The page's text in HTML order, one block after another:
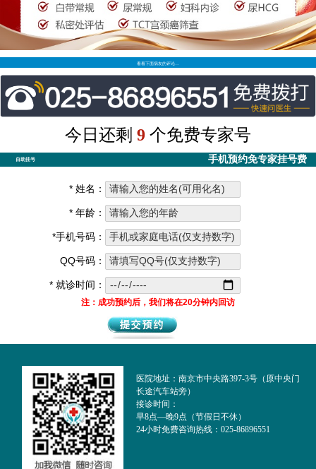
看看下面病友的评论…
今日还剩 9 个免费专家号
自助挂号 手机预约免专家挂号费
* 姓名：
* 年龄：
*手机号码：
QQ号码：
* 就诊时间：
注：成功预约后，我们将在20分钟内回访
医院地址：南京市中央路397-3号（原中央门
长途汽车站旁）
接诊时间：
早8点—晚9点（节假日不休）
24小时免费咨询热线：025-86896551